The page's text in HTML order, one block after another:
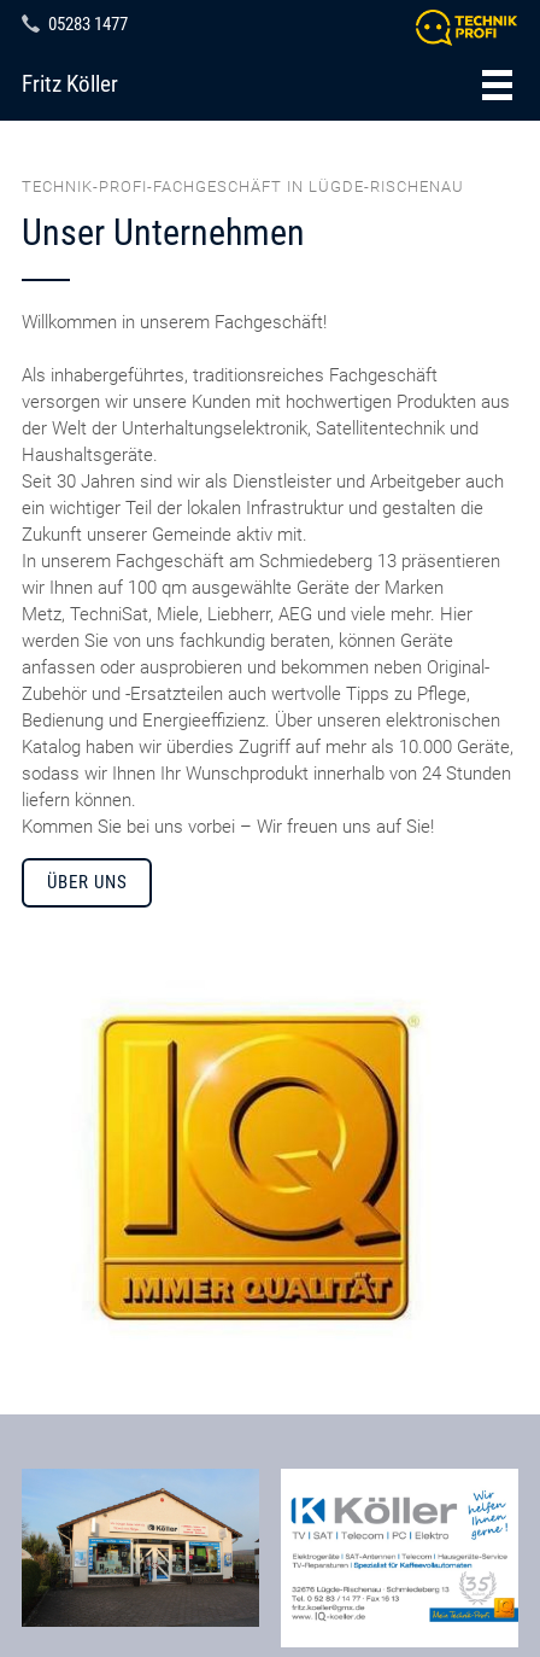
05283 1477
Fritz Köller
TECHNIK-PROFI-FACHGESCHÄFT IN LÜGDE-RISCHENAU
Unser Unternehmen
Willkommen in unserem Fachgeschäft!
Als inhabergeführtes, traditionsreiches Fachgeschäft
versorgen wir unsere Kunden mit hochwertigen Produkten aus
der Welt der Unterhaltungselektronik, Satellitentechnik und
Haushaltsgeräte.
Seit 30 Jahren sind wir als Dienstleister und Arbeitgeber auch
ein wichtiger Teil der lokalen Infrastruktur und gestalten die
Zukunft unserer Gemeinde aktiv mit.
In unserem Fachgeschäft am Schmiedeberg 13 präsentieren
wir Ihnen auf 100 qm ausgewählte Geräte der Marken
Metz, TechniSat, Miele, Liebherr, AEG und viele mehr. Hier
werden Sie von uns fachkundig beraten, können Geräte
anfassen oder ausprobieren und bekommen neben Original-
Zubehör und -Ersatzteilen auch wertvolle Tipps zu Pflege,
Bedienung und Energieeffizienz. Über unseren elektronischen
Katalog haben wir überdies Zugriff auf mehr als 10.000 Geräte,
sodass wir Ihnen Ihr Wunschprodukt innerhalb von 24 Stunden
liefern können.
Kommen Sie bei uns vorbei – Wir freuen uns auf Sie!
ÜBER UNS